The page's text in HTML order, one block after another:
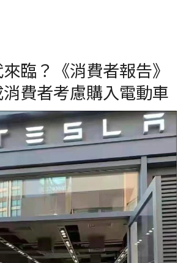
臨？《消費者報告》
費者考慮購入電動車